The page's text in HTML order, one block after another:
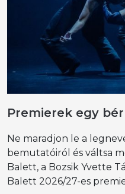
Premierek egy
Ne maradjon le a
bemutatóiról és váltsa
Balett, a Bozsik Yvette
Balett 2026/27-es